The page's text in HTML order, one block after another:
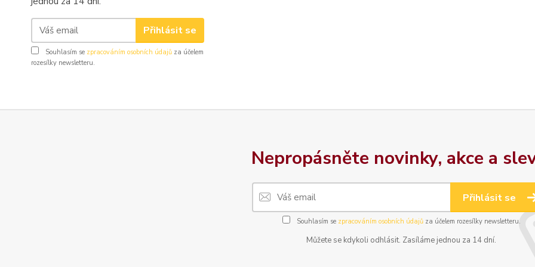
Přihlásit se
Souhlasím se zpracováním osobních údajů za účelem
rozesílky newsletteru.
Nepropásněte novinky, akce a
Přihlásit se
Souhlasím se zpracováním osobních údajůza účelem rozesílky newsletteru.
Můžete se kdykoli odhlásit. Zasíláme jednou za 14 dní.